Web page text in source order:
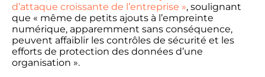
d’attaque croissante de l’entreprise », soulignant
que « même de petits ajouts à l’empreinte
numérique, apparemment sans conséquence,
peuvent affaiblir les contrôles de sécurité et les
efforts de protection des données d’une
organisation ».